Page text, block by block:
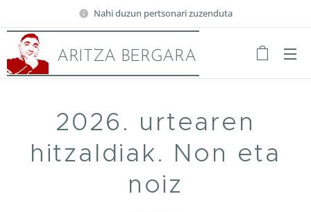
Nahi duzun pertsonari zuzenduta
ARITZA BERGARA
2026. urtearen
hitzaldiak. Non eta
noiz